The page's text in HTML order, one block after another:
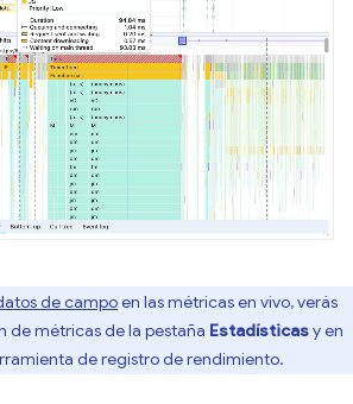
de campoen las métricas en vivo, verás
de métricas de la pestaña Estadísticasy en
de registro de rendimiento.